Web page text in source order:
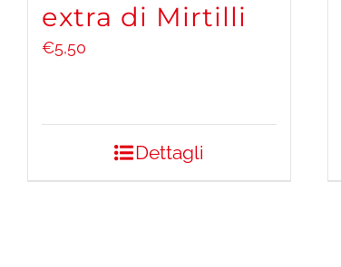
extra di Mirtilli
€5,50
Dettagli